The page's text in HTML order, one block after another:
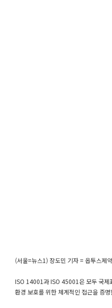
(서울=뉴스1) 장도민 기자 = 옵투스제
ISO 14001과 ISO 45001은 모두 국
환경 보호를 위한 체계적인 접근을 증